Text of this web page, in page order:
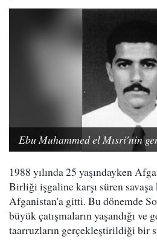
Ebu Muhammed el Mısri'nin
1988 yılında 25 yaşındayken
Birliği işgaline karşı süren
Afganistan'a gitti. Bu dönemde
büyük çatışmaların yaşandığı ve
taarruzların gerçekleştirildiği bir